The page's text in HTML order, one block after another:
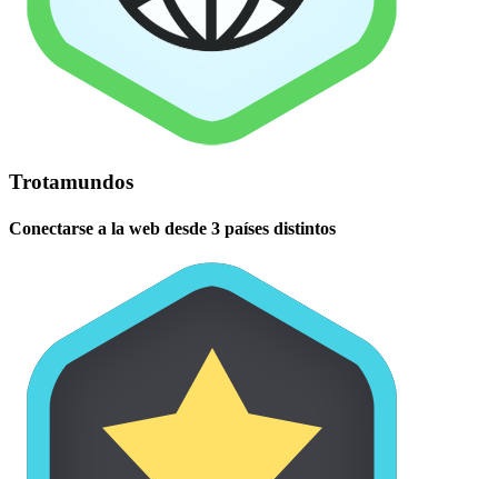
Trotamundos
Conectarse a la web desde 3 países distintos